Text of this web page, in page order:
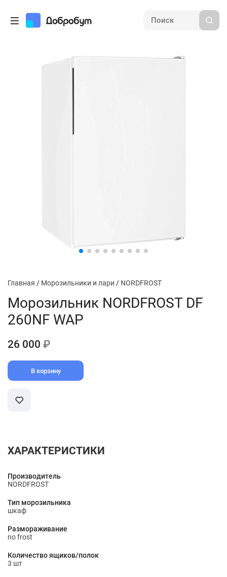
Главная / Морозильники и лари / NORDFROST
Морозильник NORDFROST DF
260NF WAP
26 000 ₽
В корзину
ХАРАКТЕРИСТИКИ
Производитель
NORDFROST
Тип морозильника
шкаф
Размораживание
no frost
Количество ящиков/полок
3 шт